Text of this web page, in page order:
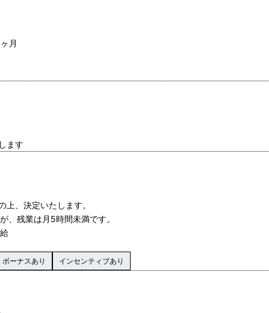
月
ます
、決定いたします。
、残業は月5時間未満です。
ボーナスあり インセンティブあり